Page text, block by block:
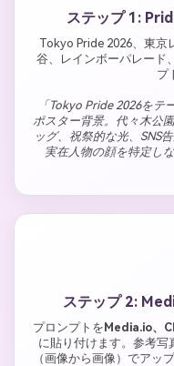
ステップ 1:
Tokyo Pride 2026、東京
谷、レインボーパレード
プ
「Tokyo Pride 2026を
ポスター背景。代々木公
ッグ、祝祭的な光、SNS
実在人物の顔を特定し
ステップ 2:
プロンプトを Media.io、
に貼り付けます。参考写
（画像から画像）でアッ